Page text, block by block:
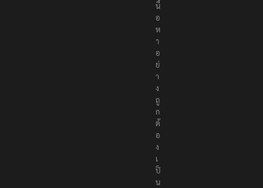
นื้
อ
ห
า
อ
ย่
า
ง
ถู
ก
ต้
อ
ง
เ
ป็
น